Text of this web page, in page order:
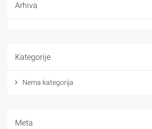
Arhiva
Kategorije
Nema kategorija
Meta